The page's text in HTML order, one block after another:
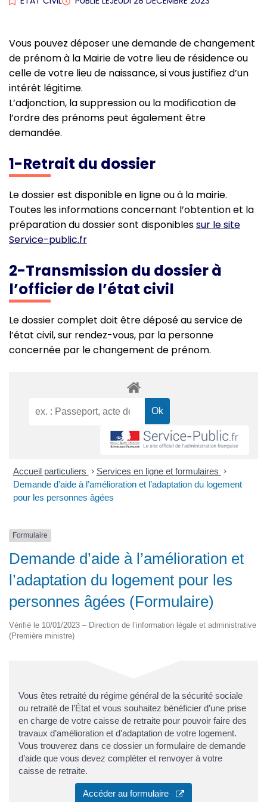
Vous pouvez déposer une demande de changement
de prénom à la Mairie de votre lieu de résidence ou
celle de votre lieu de naissance, si vous justifiez d’un
intérêt légitime.
L’adjonction, la suppression ou la modification de
l’ordre des prénoms peut également être
demandée.
1-Retrait du dossier
Le dossier est disponible en ligne ou à la mairie.
Toutes les informations concernant l’obtention et la
préparation du dossier sont disponiblessur le site
Service-public.fr
2-Transmission du dossier à
l’officier de l’état civil
Le dossier complet doit être déposé au service de
l’état civil, sur rendez-vous, par la personne
concernée par le changement de prénom.
Accueil particuliers > Services en ligne et formulaires >
Demande d’aide à l’amélioration et l’adaptation du logement
pour les personnes âgées
Formulaire
Demande d’aide à l’amélioration et
l’adaptation du logement pour les
personnes âgées (Formulaire)
Vérifié le 10/01/2023 – Direction de l’information légale et administrative
(Première ministre)
Vous êtes retraité du régime général de la sécurité sociale
ou retraité de l’État et vous souhaitez bénéficier d’une prise
en charge de votre caisse de retraite pour pouvoir faire des
travaux d’amélioration et d’adaptation de votre logement.
Vous trouverez dans ce dossier un formulaire de demande
d’aide que vous devez compléter et renvoyer à votre
caisse de retraite.
Accéder au formulaire